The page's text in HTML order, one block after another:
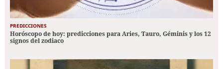
PREDICCIONES
Horóscopo de hoy: predicciones para Aries, Tauro, Géminis y los 12
signos del zodiaco